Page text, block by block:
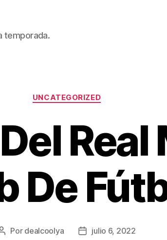
temporada.
Categorías
UNCATEGORIZED
Real
De
Autor
Por dealcoolya
Fechajulio 6, 2022